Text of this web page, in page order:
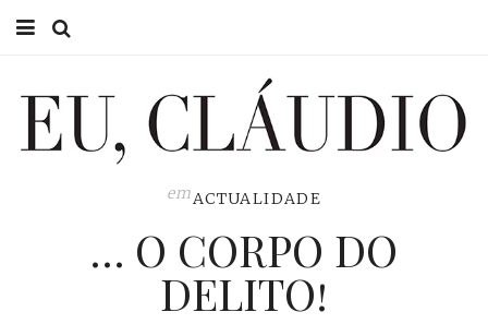
EU CLÁUDIO
emACTUALIDADE
… O CORPO DO
DELITO!